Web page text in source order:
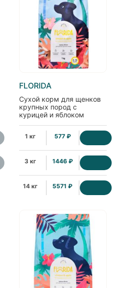
FLORIDA
Сухой корм для щенков
крупных пород с
курицей и яблоком
1 кг 577 ₽
3 кг 1446 ₽
14 кг 5571 ₽